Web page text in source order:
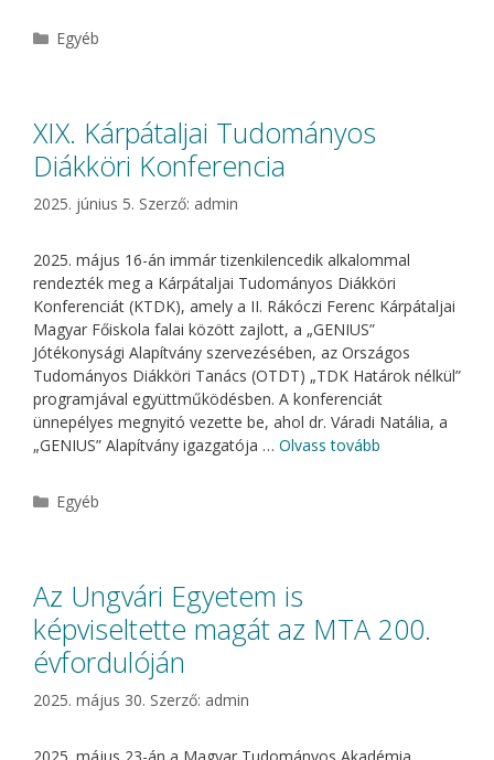
Kategória
Egyéb
XIX. Kárpátaljai Tudományos
Diákköri Konferencia
2025. június 5. Szerző: admin
2025. május 16-án immár tizenkilencedik alkalommal
rendezték meg a Kárpátaljai Tudományos Diákköri
Konferenciát (KTDK), amely a II. Rákóczi Ferenc Kárpátaljai
Magyar Főiskola falai között zajlott, a „GENIUS”
Jótékonysági Alapítvány szervezésében, az Országos
Tudományos Diákköri Tanács (OTDT) „TDK Határok nélkül”
programjával együttműködésben. A konferenciát
ünnepélyes megnyitó vezette be, ahol dr. Váradi Natália, a
„GENIUS” Alapítvány igazgatója … Olvass tovább
Kategória
Egyéb
Az Ungvári Egyetem is
képviseltette magát az MTA 200.
évfordulóján
2025. május 30. Szerző: admin